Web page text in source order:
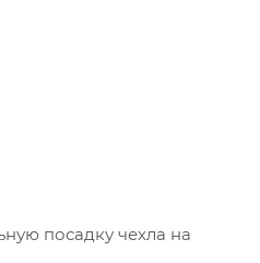
посадку чехла на